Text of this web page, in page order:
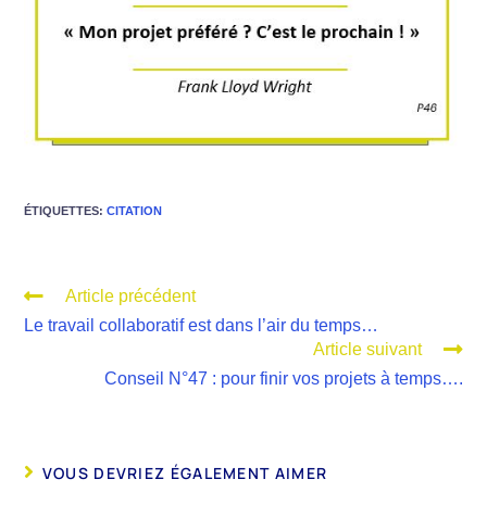
ÉTIQUETTES:CITATION
Article précédent
Le travail collaboratif est dans l’air du temps…
Article suivant
Conseil N°47 : pour finir vos projets à temps….
VOUS DEVRIEZ ÉGALEMENT AIMER